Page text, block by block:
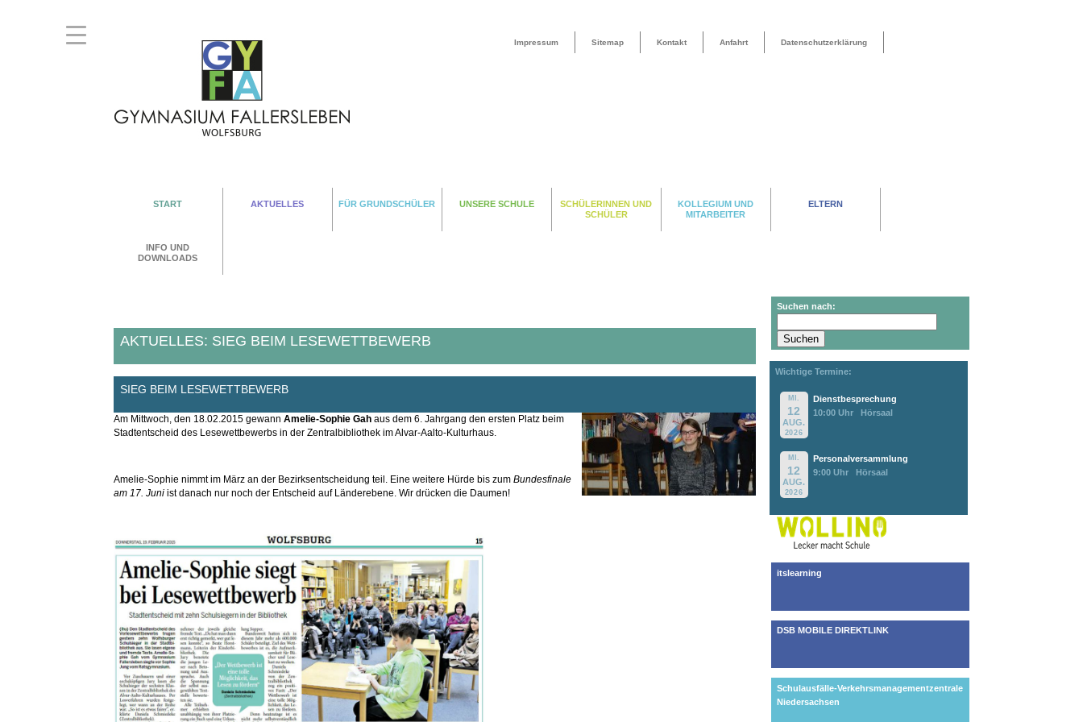
Datenschutzerklärung
Anfahrt
Kontakt
Sitemap
Impressum
START AKTUELLES FÜR GRUNDSCHÜLER UNSERE SCHULE
SCHÜLERINNEN UND
SCHÜLER
KOLLEGIUM UND
MITARBEITER
ELTERN
INFO UND
DOWNLOADS
AKTUELLES: SIEG BEIM LESEWETTBEWERB
SIEG BEIM LESEWETTBEWERB
Am Mittwoch, den 18.02.2015 gewann Amelie-Sophie Gahaus dem 6. Jahrgang den ersten Platz beim
Stadtentscheid des Lesewettbewerbs in der Zentralbibliothek im Alvar-Aalto-Kulturhaus.
Amelie-Sophie nimmt im März an der Bezirksentscheidung teil. Eine weitere Hürde bis zum Bundesfinale
am 17. Juniist danach nur noch der Entscheid auf Länderebene. Wir drücken die Daumen!
Suchen nach:
Wichtige Termine:
MI.
12
AUG.
2026
Dienstbesprechung
10:00 Uhr
Hörsaal
MI.
12
AUG.
2026
Personalversammlung
9:00 Uhr
Hörsaal
itslearning
DSB MOBILE DIREKTLINK
Schulausfälle-Verkehrsmanagementzentrale
Niedersachsen